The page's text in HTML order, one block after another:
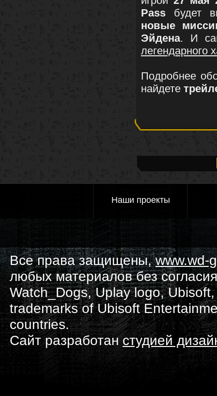
Pass будет
новые
Эйдена. И
легендарного
Подробнее
найдете
Наши проекты
Все права защищены,www.wd-
любых материалов без
Watch_Dogs, Uplay logo,
trademarks of Ubisoft
countries.
Сайт разработанстудией